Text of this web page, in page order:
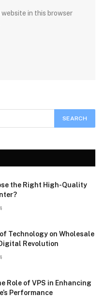
website in this browser
the Right High-Quality
Technology on Wholesale
Revolution
Role of VPS in Enhancing
Performance